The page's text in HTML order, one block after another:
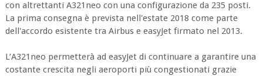
con altrettanti A321neo con una configurazione da 235 posti.
La prima consegna è prevista nell'estate 2018 come parte
dell'accordo esistente tra Airbus e easyJet firmato nel 2013.
L’A321neo permetterà ad easyJet di continuare a garantire una
costante crescita negli aeroporti più congestionati grazie